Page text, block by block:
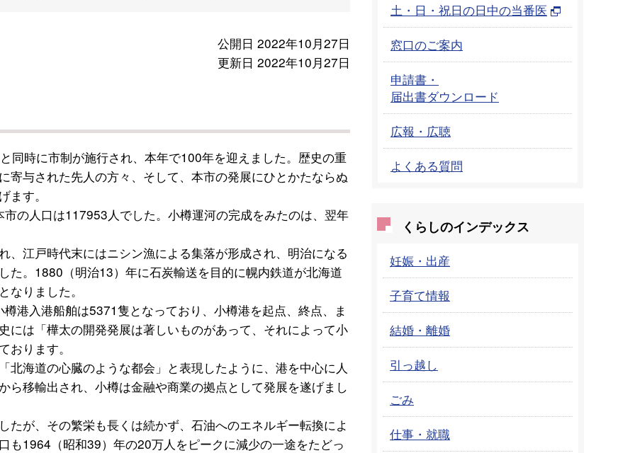
公開日 2022年10月27日
更新日 2022年10月27日
同時に市制が施行され、本年で100年を迎えました。歴史の重
寄与された先人の方々、そして、本市の発展にひとかたならぬ
す。
の人口は117953人でした。小樽運河の完成をみたのは、翌年
、江戸時代末にはニシン漁による集落が形成され、明治になる
た。1880（明治13）年に石炭輸送を目的に幌内鉄道が北海道
りました。
港入港船舶は5371隻となっており、小樽港を起点、終点、ま
には「樺太の開発発展は著しいものがあって、それによって小
ります。
海道の心臓のような都会」と表現したように、港を中心に人
ら移輸出され、小樽は金融や商業の拠点として発展を遂げまし
が、その繁栄も長くは続かず、石油へのエネルギー転換によ
も1964（昭和39）年の20万人をピークに減少の一途をたどっ
土・日・祝日の日中の当番医
窓口のご案内
申請書・
届出書ダウンロード
広報・広聴
よくある質問
くらしのインデックス
妊娠・出産
子育て情報
結婚・離婚
引っ越し
ごみ
仕事・就職